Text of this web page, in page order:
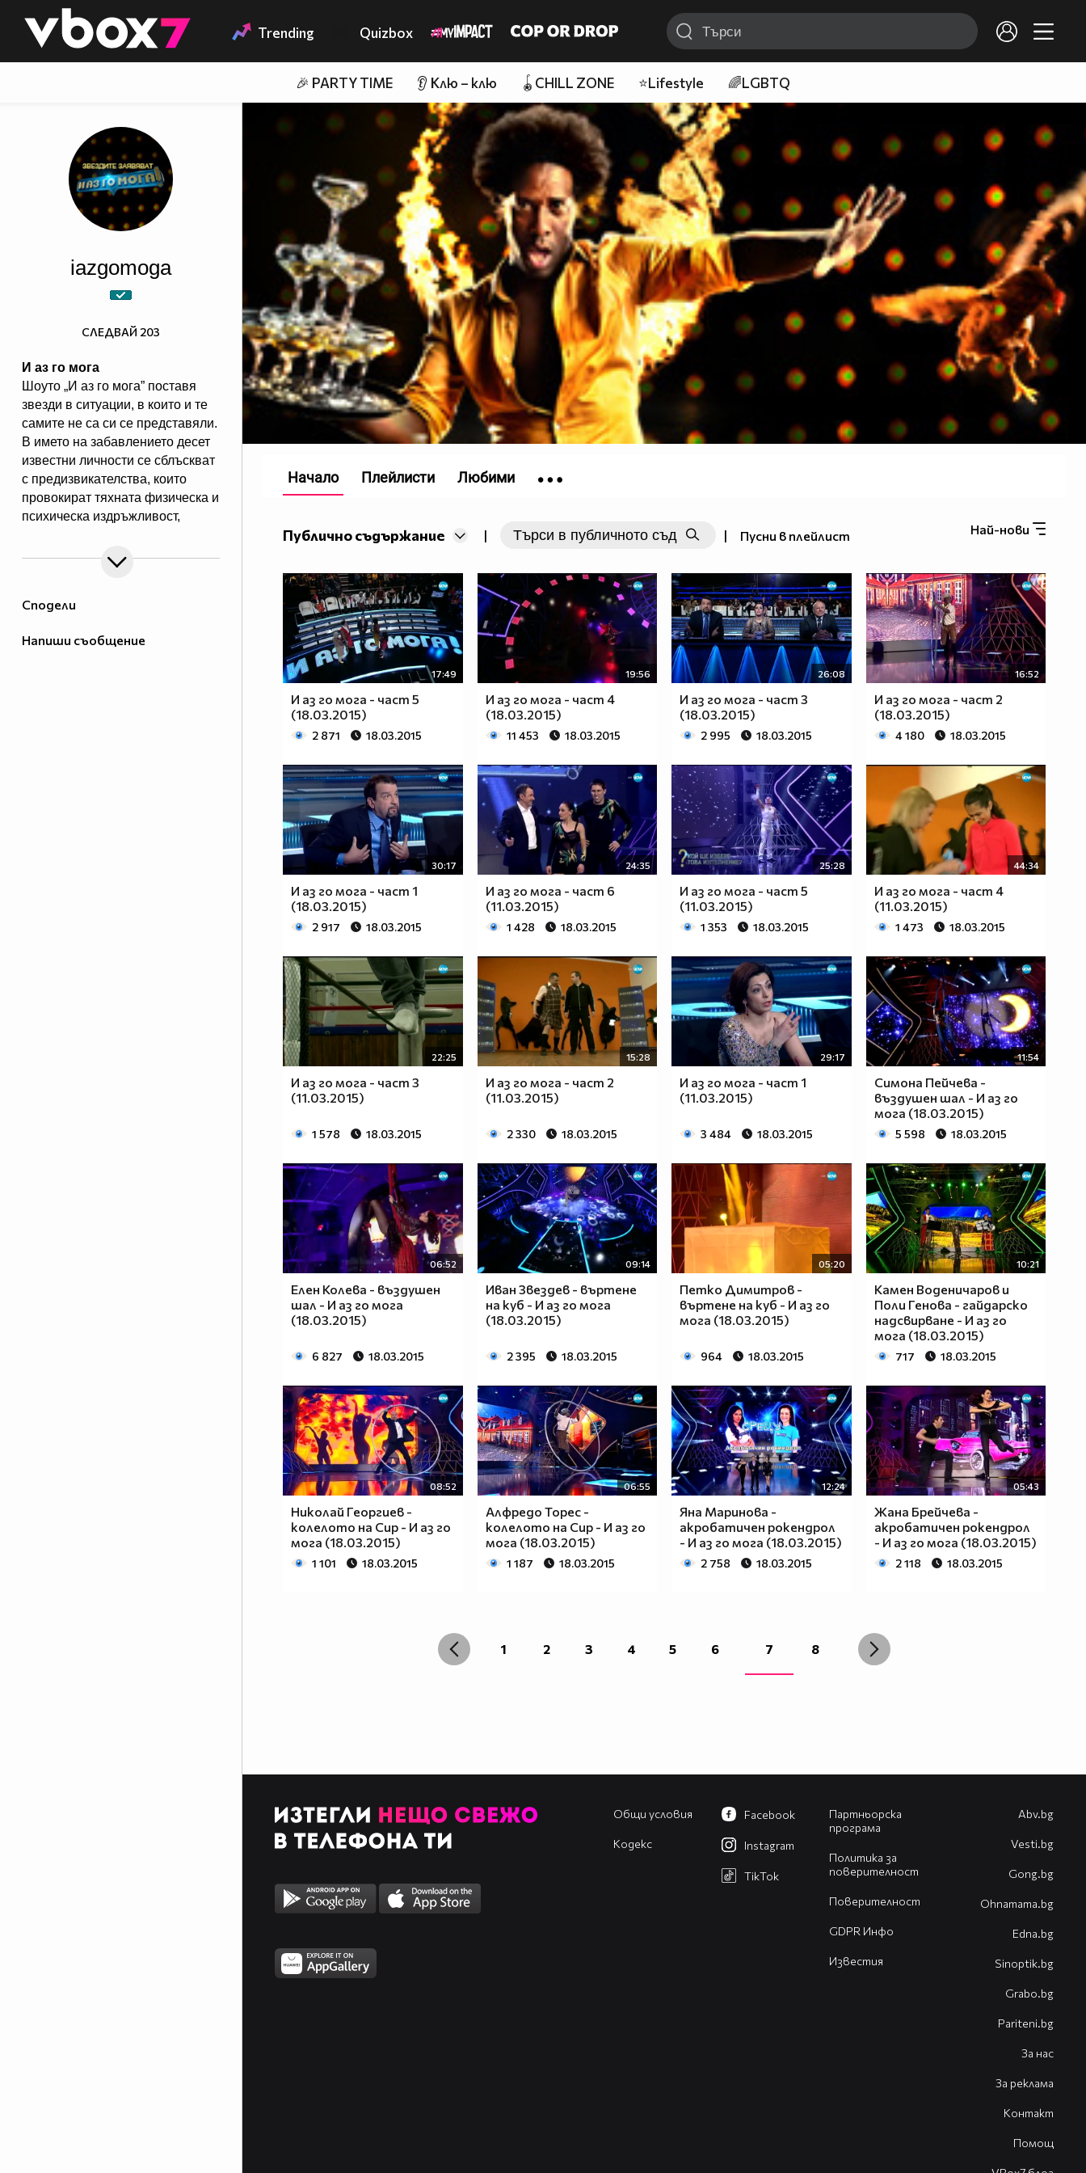
👾 Trending Quizbox
🎉 PARTY TIME 👂 Клю – клю 🪀CHILL ZONE ⭐Lifestyle 🌈LGBTQ
Сподели
Напиши съобщение
iazgomoga
И аз го мога
Шоуто „И аз го мога” поставя
звезди в ситуации, в които и те
самите не са си се представяли.
В името на забавлението десет
известни личности се сблъскват
с предизвикателства, които
провокират тяхната физическа и
психическа издръжливост,
таланти и съобразителност.
Един водещ превежда
джунглата от изпитания в
седмица.
СЛЕДВАЙ 203
Най-нови
Публично съдържание | | Пусни в плейлист
17:49
И аз го мога - част 5
(18.03.2015)
2 871 18.03.2015
19:56
И аз го мога - част 4
(18.03.2015)
11 453 18.03.2015
26:08
И аз го мога - част 3
(18.03.2015)
2 995 18.03.2015
16:52
И аз го мога - част 2
(18.03.2015)
4 180 18.03.2015
30:17
И аз го мога - част 1
(18.03.2015)
2 917 18.03.2015
24:35
И аз го мога - част 6
(11.03.2015)
1 428 18.03.2015
25:28
И аз го мога - част 5
(11.03.2015)
1 353 18.03.2015
44:34
И аз го мога - част 4
(11.03.2015)
1 473 18.03.2015
22:25
И аз го мога - част 3
(11.03.2015)
1 578 18.03.2015
15:28
И аз го мога - част 2
(11.03.2015)
2 330 18.03.2015
29:17
И аз го мога - част 1
(11.03.2015)
3 484 18.03.2015
11:54
Симона Пейчева -
въздушен шал - И аз го
мога (18.03.2015)
5 598 18.03.2015
06:52
Елен Колева - въздушен
шал - И аз го мога
(18.03.2015)
6 827 18.03.2015
09:14
Иван Звездев - въртене
на куб - И аз го мога
(18.03.2015)
2 395 18.03.2015
05:20
Петко Димитров -
въртене на куб - И аз го
мога (18.03.2015)
964 18.03.2015
10:21
Камен Воденичаров и
Поли Генова - гайдарско
надсвирване - И аз го
мога (18.03.2015)
717 18.03.2015
08:52
Николай Георгиев -
колелото на Сир - И аз го
мога (18.03.2015)
1 101 18.03.2015
06:55
Алфредо Торес -
колелото на Сир - И аз го
мога (18.03.2015)
1 187 18.03.2015
12:24
Яна Маринова -
акробатичен рокендрол
- И аз го мога (18.03.2015)
2 758 18.03.2015
05:43
Жана Брейчева -
акробатичен рокендрол
- И аз го мога (18.03.2015)
2 118 18.03.2015
1 2 3 4 5 6 7 8
Начало Плейлисти Любими
Общи условия
Кодекс
Партньорска
програма
Политика за
поверителност
Поверителност
GDPR Инфо
Известия
Facebook
Instagram
TikTok
Abv.bg
Vesti.bg
Gong.bg
Оhnamama.bg
Edna.bg
Sinoptik.bg
Grabo.bg
Pariteni.bg
За нас
За реклама
Контакт
Помощ